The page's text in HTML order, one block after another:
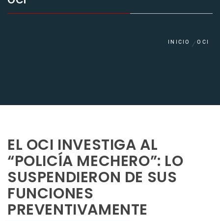
INICIO OCI
EL OCI INVESTIGA AL
“POLICÍA MECHERO”: LO
SUSPENDIERON DE SUS
FUNCIONES
PREVENTIVAMENTE